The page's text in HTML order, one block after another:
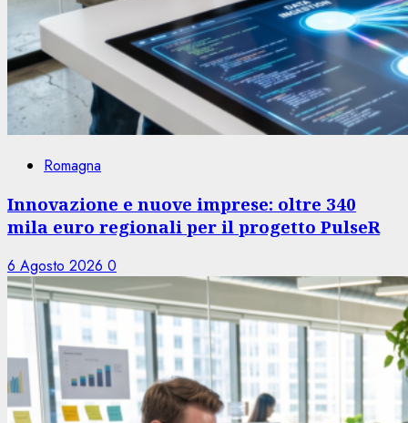
Romagna
Innovazione e nuove imprese: oltre 340
mila euro regionali per il progetto PulseR
6 Agosto 2026 0